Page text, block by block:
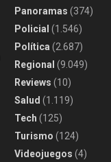
Panoramas (374)
Policial (1.546)
Política (2.687)
Regional (9.049)
Reviews (10)
Salud (1.119)
Tech (125)
Turismo (124)
Videojuegos (4)